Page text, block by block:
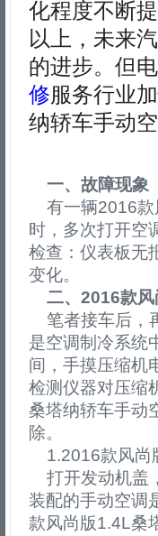
化程度不断
以上，未来
的进步。但
修服务行业
纳轿车手动
一、故障现象
有一辆2016款
时，多次打开空
检查：仪表板无
变化。
二、2016款
笔者接车后，
是空调制冷系统
间，手摸压缩机
检测仪器对压缩
桑塔纳轿车手动
除。
1.2016款风尚
打开发动机盖
装配的手动空调
款风尚版1.4L桑